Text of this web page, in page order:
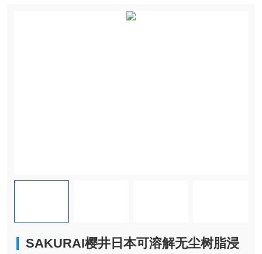
SAKURAI樱井日本可溶解无尘树脂浸